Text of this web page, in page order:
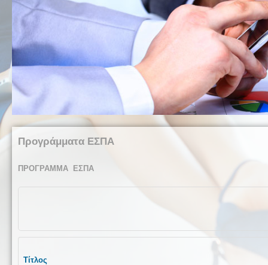
Προγράμματα ΕΣΠΑ
ΠΡΟΓΡΑΜΜΑ ΕΣΠΑ
Τίτλος